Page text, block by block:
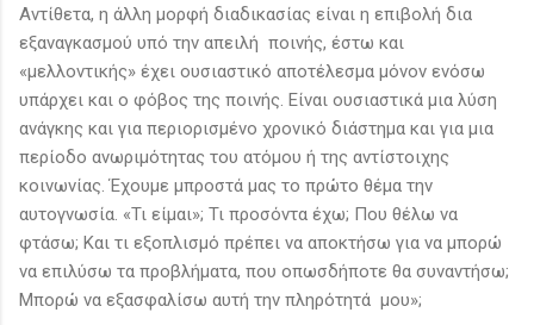
Αντίθετα, η άλλη μορφή διαδικασίας είναι η επιβολή δια
εξαναγκασμού υπό την απειλή ποινής, έστω και
«μελλοντικής» έχει ουσιαστικό αποτέλεσμα μόνον ενόσω
υπάρχει και ο φόβος της ποινής. Είναι ουσιαστικά μια λύση
ανάγκης και για περιορισμένο χρονικό διάστημα και για μια
περίοδο ανωριμότητας του ατόμου ή της αντίστοιχης
κοινωνίας. Έχουμε μπροστά μας το πρώτο θέμα την
αυτογνωσία. «Τι είμαι»; Τι προσόντα έχω; Που θέλω να
φτάσω; Και τι εξοπλισμό πρέπει να αποκτήσω για να μπορώ
να επιλύσω τα προβλήματα, που οπωσδήποτε θα συναντήσω;
Μπορώ να εξασφαλίσω αυτή την πληρότητά μου»;